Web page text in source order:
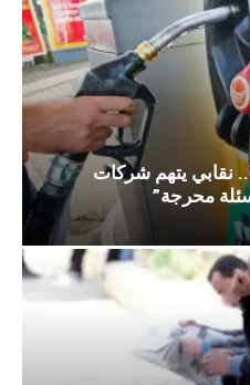
نقابي يتهم شركات
محرجة”